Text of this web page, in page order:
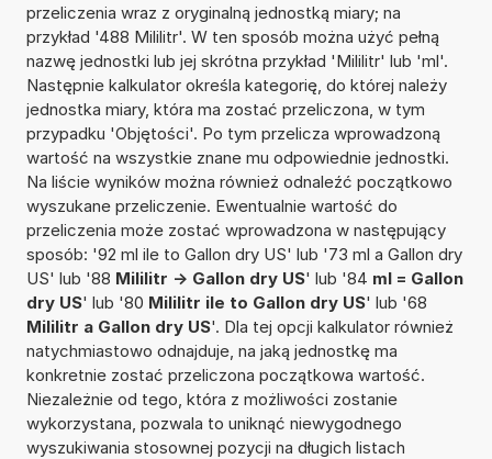
przeliczenia wraz z oryginalną jednostką miary; na
przykład '488 Mililitr'. W ten sposób można użyć pełną
nazwę jednostki lub jej skrótna przykład 'Mililitr' lub 'ml'.
Następnie kalkulator określa kategorię, do której należy
jednostka miary, która ma zostać przeliczona, w tym
przypadku 'Objętości'. Po tym przelicza wprowadzoną
wartość na wszystkie znane mu odpowiednie jednostki.
Na liście wyników można również odnaleźć początkowo
wyszukane przeliczenie. Ewentualnie wartość do
przeliczenia może zostać wprowadzona w następujący
sposób: '92 ml ile to Gallon dry US' lub '73 ml a Gallon dry
US' lub '88 Mililitr -> Gallon dry US' lub '84 ml = Gallon
dry US' lub '80 Mililitr ile to Gallon dry US' lub '68
Mililitr a Gallon dry US'. Dla tej opcji kalkulator również
natychmiastowo odnajduje, na jaką jednostkę ma
konkretnie zostać przeliczona początkowa wartość.
Niezależnie od tego, która z możliwości zostanie
wykorzystana, pozwala to uniknąć niewygodnego
wyszukiwania stosownej pozycji na długich listach